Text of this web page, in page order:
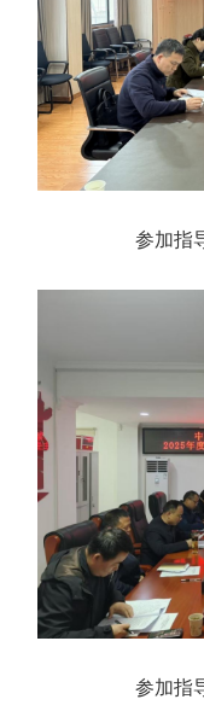
参加指
参加指